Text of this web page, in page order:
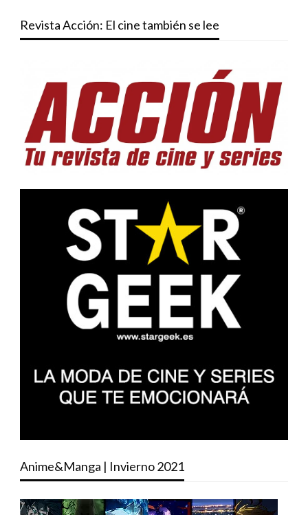
Revista Acción: El cine también se lee
Anime&Manga | Invierno 2021